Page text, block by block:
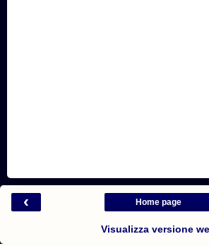
‹ Home page
Visualizza versione